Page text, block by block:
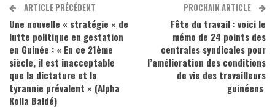
ARTICLE PRÉCÉDENT
Une nouvelle « stratégie » de
lutte politique en gestation
en Guinée : « En ce 21ème
siècle, il est inacceptable
que la dictature et la
tyrannie prévalent » (Alpha
Kolla Baldé)
PROCHAIN ARTICLE
Fête du travail : voici le
mémo de 24 points des
centrales syndicales pour
l’amélioration des conditions
de vie des travailleurs
guinéens